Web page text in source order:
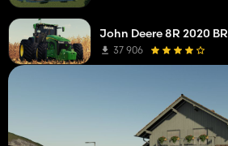
John Deere 8R 2020 BR
37 906